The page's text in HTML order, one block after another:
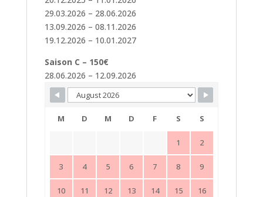
29.03.2026 – 28.06.2026
13.09.2026 – 08.11.2026
19.12.2026 – 10.01.2027
Saison C – 150€
28.06.2026 – 12.09.2026
Skip Booking Form
M D M D F S S
1 2
3 4 5 6 7 8 9
10 11 12 13 14 15 16